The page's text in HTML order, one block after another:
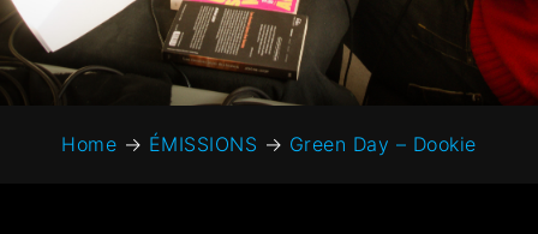
Home → ÉMISSIONS → Green Day – Dookie